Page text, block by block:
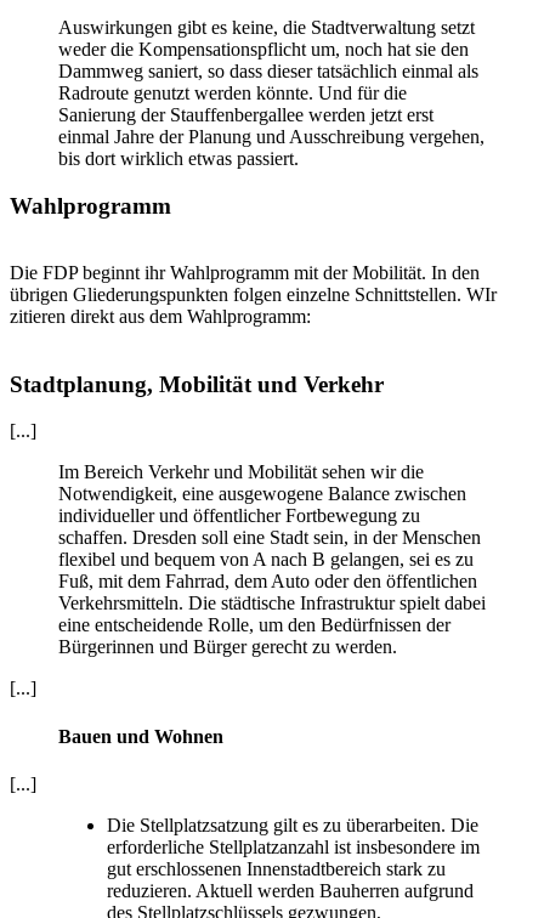
Auswirkungen gibt es keine, die Stadtverwaltung setzt
weder die Kompensationspflicht um, noch hat sie den
Dammweg saniert, so dass dieser tatsächlich einmal als
Radroute genutzt werden könnte. Und für die
Sanierung der Stauffenbergallee werden jetzt erst
einmal Jahre der Planung und Ausschreibung vergehen,
bis dort wirklich etwas passiert.
Wahlprogramm
Die FDP beginnt ihr Wahlprogramm mit der Mobilität. In den
übrigen Gliederungspunkten folgen einzelne Schnittstellen. WIr
zitieren direkt aus dem Wahlprogramm:
Stadtplanung, Mobilität und Verkehr
[...]
Im Bereich Verkehr und Mobilität sehen wir die
Notwendigkeit, eine ausgewogene Balance zwischen
individueller und öffentlicher Fortbewegung zu
schaffen. Dresden soll eine Stadt sein, in der Menschen
flexibel und bequem von A nach B gelangen, sei es zu
Fuß, mit dem Fahrrad, dem Auto oder den öffentlichen
Verkehrsmitteln. Die städtische Infrastruktur spielt dabei
eine entscheidende Rolle, um den Bedürfnissen der
Bürgerinnen und Bürger gerecht zu werden.
[...]
Bauen und Wohnen
[...]
Die Stellplatzsatzung gilt es zu überarbeiten. Die
erforderliche Stellplatzanzahl ist insbesondere im
gut erschlossenen Innenstadtbereich stark zu
reduzieren. Aktuell werden Bauherren aufgrund
des Stellplatzschlüssels gezwungen,